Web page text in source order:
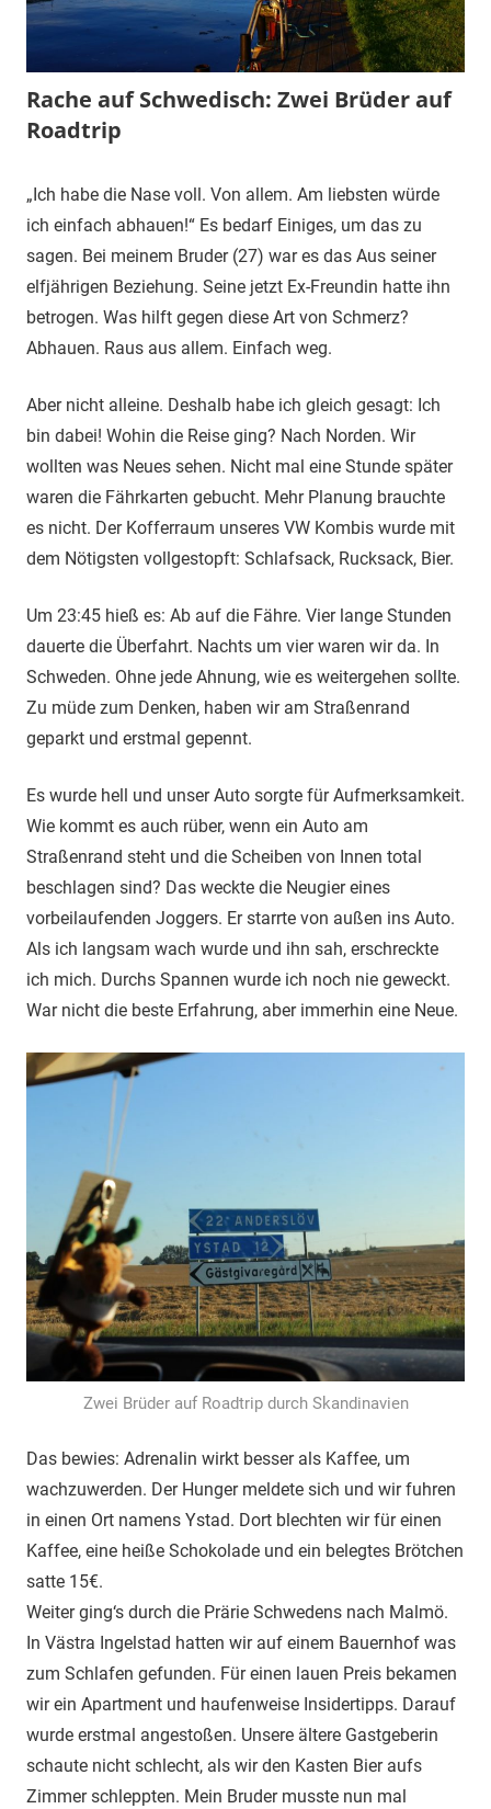
Rache auf Schwedisch: Zwei Brüder auf
Roadtrip
28.
November
terminal-
y
Urbi
et
„Ich habe die Nase voll. Von allem. Am liebsten würde
ich einfach abhauen!“ Es bedarf Einiges, um das zu
sagen. Bei meinem Bruder (27) war es das Aus seiner
elfjährigen Beziehung. Seine jetzt Ex-Freundin hatte ihn
betrogen. Was hilft gegen diese Art von Schmerz?
Abhauen. Raus aus allem. Einfach weg.
Aber nicht alleine. Deshalb habe ich gleich gesagt: Ich
bin dabei! Wohin die Reise ging? Nach Norden. Wir
wollten was Neues sehen. Nicht mal eine Stunde später
waren die Fährkarten gebucht. Mehr Planung brauchte
es nicht. Der Kofferraum unseres VW Kombis wurde mit
dem Nötigsten vollgestopft: Schlafsack, Rucksack, Bier.
Um 23:45 hieß es: Ab auf die Fähre. Vier lange Stunden
dauerte die Überfahrt. Nachts um vier waren wir da. In
Schweden. Ohne jede Ahnung, wie es weitergehen sollte.
Zu müde zum Denken, haben wir am Straßenrand
geparkt und erstmal gepennt.
Es wurde hell und unser Auto sorgte für Aufmerksamkeit.
Wie kommt es auch rüber, wenn ein Auto am
Straßenrand steht und die Scheiben von Innen total
beschlagen sind? Das weckte die Neugier eines
vorbeilaufenden Joggers. Er starrte von außen ins Auto.
Als ich langsam wach wurde und ihn sah, erschreckte
ich mich. Durchs Spannen wurde ich noch nie geweckt.
War nicht die beste Erfahrung, aber immerhin eine Neue.
Zwei Brüder auf Roadtrip durch Skandinavien
Das bewies: Adrenalin wirkt besser als Kaffee, um
wachzuwerden. Der Hunger meldete sich und wir fuhren
in einen Ort namens Ystad. Dort blechten wir für einen
Kaffee, eine heiße Schokolade und ein belegtes Brötchen
satte 15€.
Weiter ging‘s durch die Prärie Schwedens nach Malmö.
In Västra Ingelstad hatten wir auf einem Bauernhof was
zum Schlafen gefunden. Für einen lauen Preis bekamen
wir ein Apartment und haufenweise Insidertipps. Darauf
wurde erstmal angestoßen. Unsere ältere Gastgeberin
schaute nicht schlecht, als wir den Kasten Bier aufs
Zimmer schleppten. Mein Bruder musste nun mal